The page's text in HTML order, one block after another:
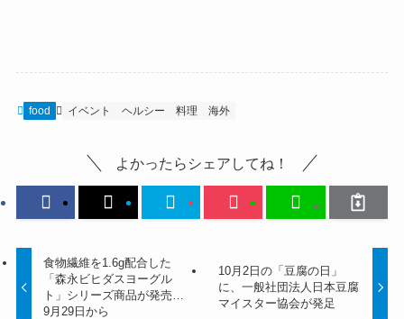
food イベント ヘルシー 料理 海外
よかったらシェアしてね！
食物繊維を1.6g配合した
「森永ビヒダスヨーグル
ト」シリーズ商品が発売…
9月29日から
10月2日の「豆腐の日」
に、一般社団法人日本豆腐
マイスター協会が発足